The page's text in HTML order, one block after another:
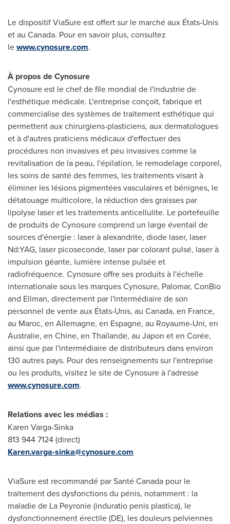
Le dispositif ViaSure est offert sur le marché aux États-Unis
et au Canada. Pour en savoir plus, consultez
lewww.cynosure.com.
À propos de Cynosure
Cynosure est le chef de file mondial de l'industrie de
l'esthétique médicale. L'entreprise conçoit, fabrique et
commercialise des systèmes de traitement esthétique qui
permettent aux chirurgiens-plasticiens, aux dermatologues
et à d'autres praticiens médicaux d'effectuer des
procédures non invasives et peu invasives comme la
revitalisation de la peau, l'épilation, le remodelage corporel,
les soins de santé des femmes, les traitements visant à
éliminer les lésions pigmentées vasculaires et bénignes, le
détatouage multicolore, la réduction des graisses par
lipolyse laser et les traitements anticellulite. Le portefeuille
de produits de Cynosure comprend un large éventail de
sources d'énergie : laser à alexandrite, diode laser, laser
Nd:YAG, laser picoseconde, laser par colorant pulsé, laser à
impulsion géante, lumière intense pulsée et
radiofréquence. Cynosure offre ses produits à l'échelle
internationale sous les marques Cynosure, Palomar, ConBio
and Ellman, directement par l'intermédiaire de son
personnel de vente aux États-Unis, au Canada, en France,
au Maroc, en Allemagne, en Espagne, au Royaume-Uni, en
Australie, en Chine, en Thaïlande, au Japon et en Corée,
ainsi que par l'intermédiaire de distributeurs dans environ
130 autres pays. Pour des renseignements sur l'entreprise
ou les produits, visitez le site de Cynosure à l'adresse
www.cynosure.com.
Relations avec les médias :
Karen Varga-Sinka
813 944 7124 (direct)
Karen.varga-sinka@cynosure.com
ViaSure est recommandé par Santé Canada pour le
traitement des dysfonctions du pénis, notamment : la
maladie de La Peyronie (induratio penis plastica), le
dysfonctionnement érectile (DE), les douleurs pelviennes